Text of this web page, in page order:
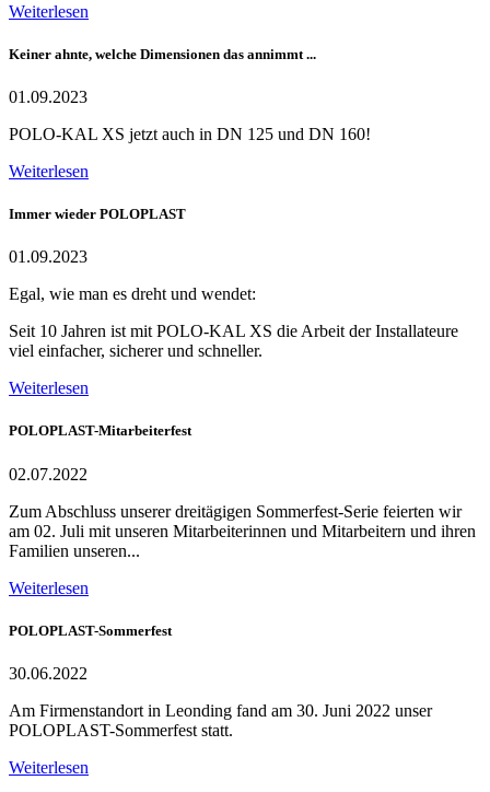
Weiterlesen
Keiner ahnte, welche Dimensionen das annimmt ...
01.09.2023
POLO-KAL XS jetzt auch in DN 125 und DN 160!
Weiterlesen
Immer wieder POLOPLAST
01.09.2023
Egal, wie man es dreht und wendet:
Seit 10 Jahren ist mit POLO-KAL XS die Arbeit der Installateure
viel einfacher, sicherer und schneller.
Weiterlesen
POLOPLAST-Mitarbeiterfest
02.07.2022
Zum Abschluss unserer dreitägigen Sommerfest-Serie feierten wir
am 02. Juli mit unseren Mitarbeiterinnen und Mitarbeitern und ihren
Familien unseren...
Weiterlesen
POLOPLAST-Sommerfest
30.06.2022
Am Firmenstandort in Leonding fand am 30. Juni 2022 unser
POLOPLAST-Sommerfest statt.
Weiterlesen